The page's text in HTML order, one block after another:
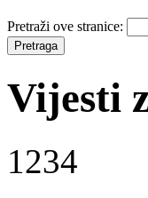
Pretraži ove stranice:
Vijesti
1234